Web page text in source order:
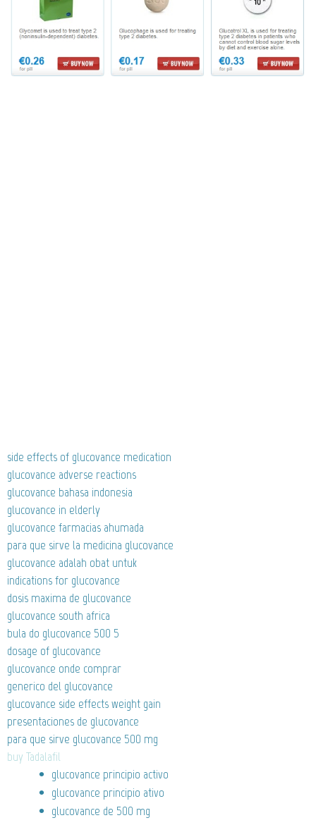
side effects of glucovance medication
glucovance adverse reactions
glucovance bahasa indonesia
glucovance in elderly
glucovance farmacias ahumada
para que sirve la medicina glucovance
glucovance adalah obat untuk
indications for glucovance
dosis maxima de glucovance
glucovance south africa
bula do glucovance 500 5
dosage of glucovance
glucovance onde comprar
generico del glucovance
glucovance side effects weight gain
presentaciones de glucovance
para que sirve glucovance 500 mg
buy Tadalafil
glucovance principio activo
glucovance principio ativo
glucovance de 500 mg